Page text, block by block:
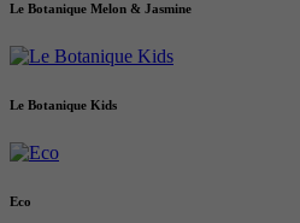
Le Botanique Melon & Jasmine
Le Botanique Kids
Eco